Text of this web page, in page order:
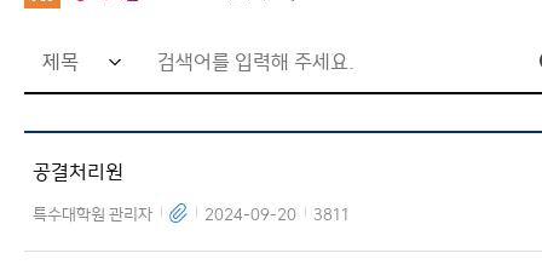
글로벌협력대학원
창의미래융합대학원
사이트맵
관련사이트
검
색
어
력
창
공결처리원
특수대학원 관리자 2024-09-20 3811